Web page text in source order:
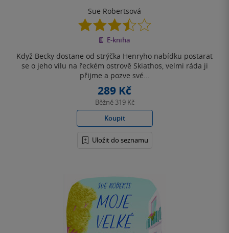
Sue Robertsová
3.5
z
5
E-kniha
Když Becky dostane od strýčka Henryho nabídku postarat
se o jeho vilu na řeckém ostrově Skiathos, velmi ráda ji
přijme a pozve své...
289 Kč
Běžně 319 Kč
Koupit
Uložit do seznamu